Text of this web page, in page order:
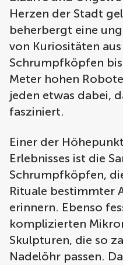
Herzen der Stadt
beherbergt eine
von Kuriositäten
Schrumpfköpfen
Meter hohen
jeden etwas dabei,
fasziniert.
Einer der
Erlebnisses ist die
Schrumpfköpfen,
Rituale bestimmter
erinnern. Ebenso
komplizierten
Skulpturen, die so
Nadelöhr passen.